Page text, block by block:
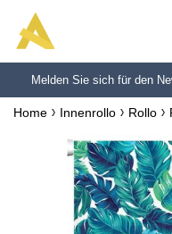
Melden Sie sich für den
Home Innenrollo Rollo
Finden Sie
Ihr Projekt !